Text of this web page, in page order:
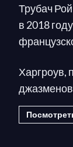
Трубач
в 2018
Харгроув,